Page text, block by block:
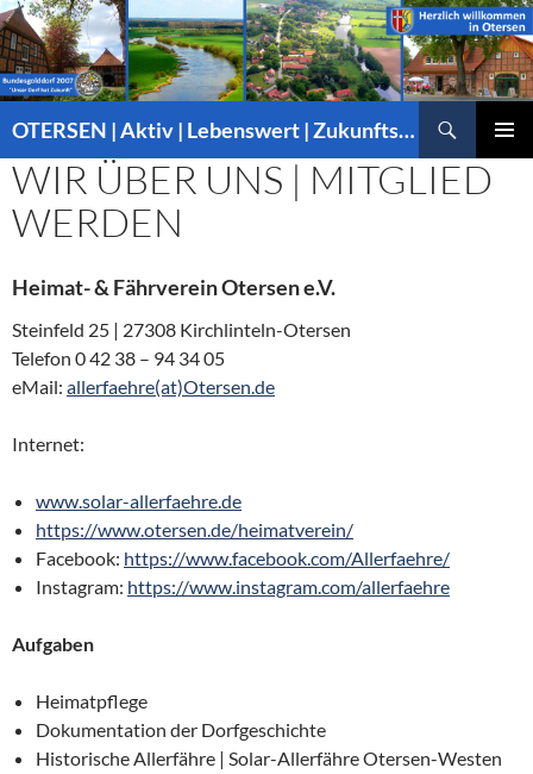
OTERSEN | Aktiv | Lebenswert | Zukunftsorientiert – mitten in Niedersachsen
MENÜ
INHALT
SPRINGEN
WIR ÜBER UNS | MITGLIED
WERDEN
Heimat- & Fährverein Otersen e.V.
Steinfeld 25 | 27308 Kirchlinteln-Otersen
Telefon 0 42 38 – 94 34 05
eMail: allerfaehre(at)Otersen.de
Internet:
www.solar-allerfaehre.de
https://www.otersen.de/heimatverein/
Facebook: https://www.facebook.com/Allerfaehre/
Instagram: https://www.instagram.com/allerfaehre
Aufgaben
Heimatpflege
Dokumentation der Dorfgeschichte
Historische Allerfähre | Solar-Allerfähre Otersen-Westen